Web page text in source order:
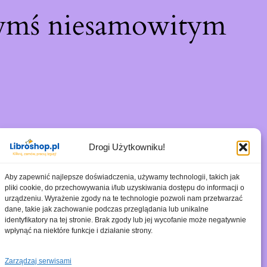
Drogi Użytkowniku!
Aby zapewnić najlepsze doświadczenia, używamy technologii, takich jak
pliki cookie, do przechowywania i/lub uzyskiwania dostępu do informacji o
urządzeniu. Wyrażenie zgody na te technologie pozwoli nam przetwarzać
dane, takie jak zachowanie podczas przeglądania lub unikalne
identyfikatory na tej stronie. Brak zgody lub jej wycofanie może negatywnie
wpłynąć na niektóre funkcje i działanie strony.
Zarządzaj serwisami
niesamowitym